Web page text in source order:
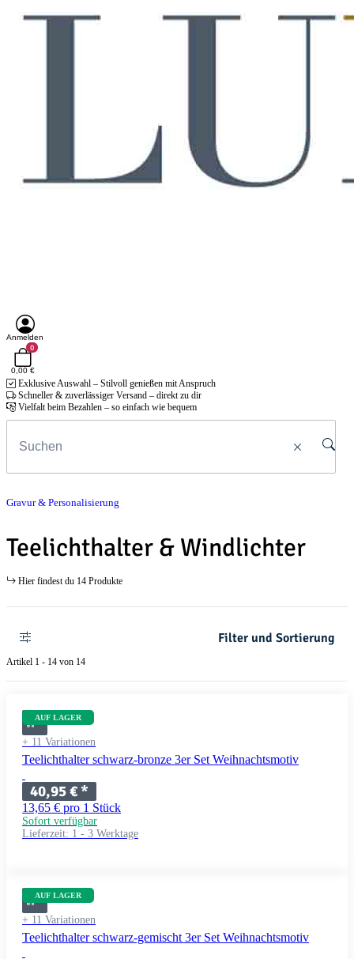
Anmelden
0
0,00 €
Exklusive Auswahl – Stilvoll genießen mit Anspruch
Schneller & zuverlässiger Versand – direkt zu dir
Vielfalt beim Bezahlen – so einfach wie bequem
Gravur & Personalisierung
Teelichthalter & Windlichter
Hier findest du 14 Produkte
Filter und Sortierung
Artikel 1 - 14 von 14
AUF LAGER
+ 11 Variationen
Teelichthalter schwarz-bronze 3er Set Weihnachtsmotiv
40,95 €*
13,65 € pro 1 Stück
Sofort verfügbar
Lieferzeit: 1 - 3 Werktage
AUF LAGER
+ 11 Variationen
Teelichthalter schwarz-gemischt 3er Set Weihnachtsmotiv